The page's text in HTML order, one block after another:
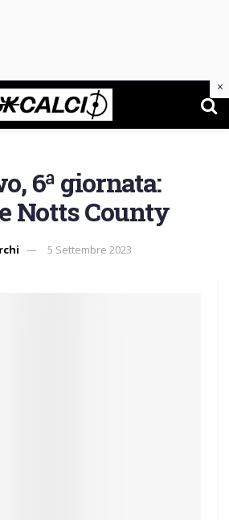
6ª giornata:
Notts County
5 Settembre 2023
×